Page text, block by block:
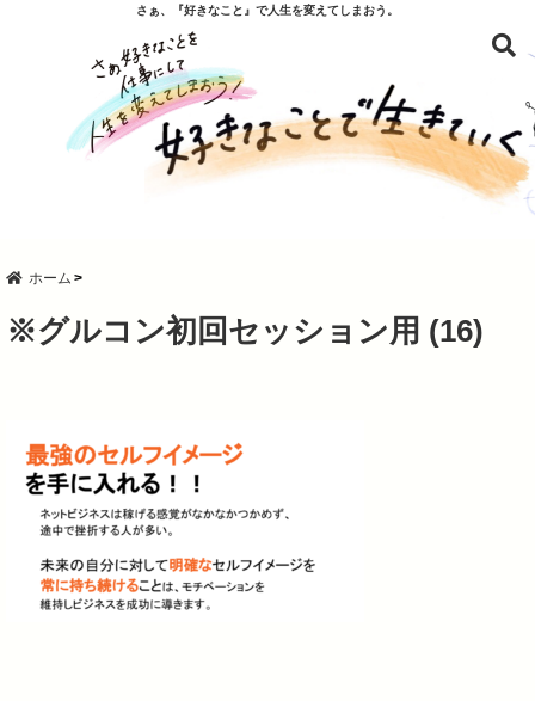
さぁ、『好きなこと』で人生を変えてしまおう。
ホーム
※グルコン初回セッション用 (16)